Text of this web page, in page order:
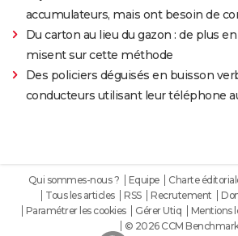
accumulateurs, mais ont besoin de
Du carton au lieu du gazon : de plus
misent sur cette méthode
Des policiers déguisés en buisson
conducteurs utilisant leur téléphone
Qui sommes-nous ? Equipe Charte
Tous les articles
RSS Recrutement
Paramétrer les cookies
Gérer Utiq Mentions
© 2026 CCM